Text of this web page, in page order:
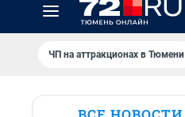
ЧП на аттракционах в Тюмени